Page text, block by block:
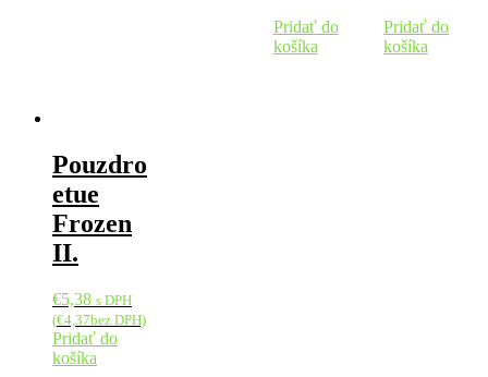
Pridať do
košíka
Pridať do
košíka
Pouzdro
etue
Frozen
II.
€5,38 s DPH
(€4,37bez DPH)
Pridať do
košíka